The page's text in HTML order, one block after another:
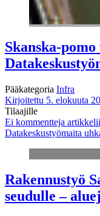
Skanska-
Pääkategoria Infra
Kirjoitettu 5. elokuuta
Tilaajille
Ei kommentteja
Datakeskustyömaita
Rakennustyö
seudulle –